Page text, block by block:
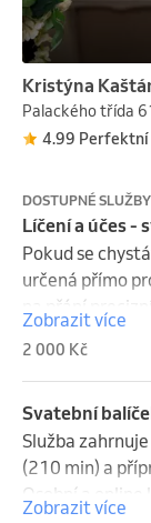
Kristýna
Palackého třída
4.99 Perfektní
DOSTUPNÉ SLUŽBY
Líčení a účes -
Pokud se
určená přímo
na přání
Po domluvě a
připravit
cestovné 12,-/
Zobrazit více
2 000 Kč
Svatební
Služba
(210 min) a
Osobní a
Zobrazit více